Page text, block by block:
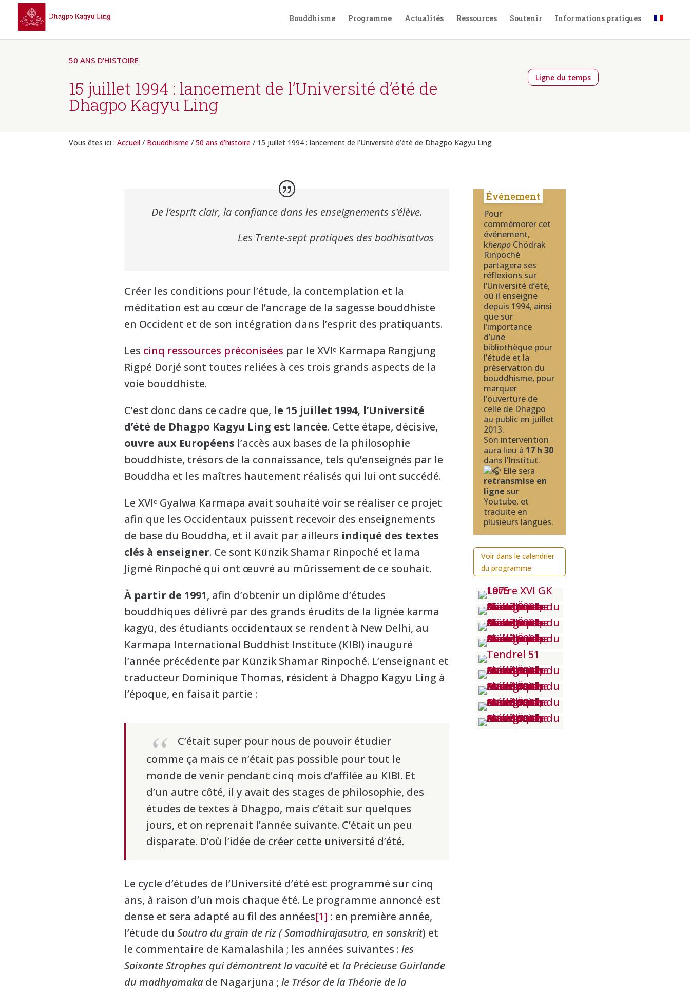
Bouddhisme Programme Actualités Ressources Soutenir Informations pratiques
50 ANS D'HISTOIRE
15 juillet 1994 : lancement de l’Université d’été de
Dhagpo Kagyu Ling
Ligne du temps
Vous êtes ici :Accueil / Bouddhisme /50 ans d’histoire / 15 juillet 1994 : lancement de l’Université d’été de Dhagpo Kagyu Ling
De l’esprit clair, la confiance dans les enseignements s’élève.
Les Trente-sept pratiques des bodhisattvas
Créer les conditions pour l’étude, la contemplation et la
méditation est au cœur de l’ancrage de la sagesse bouddhiste
en Occident et de son intégration dans l’esprit des pratiquants.
Les cinq ressources préconisées par le XVIᵉ Karmapa Rangjung
Rigpé Dorjé sont toutes reliées à ces trois grands aspects de la
voie bouddhiste.
C’est donc dans ce cadre que, le 15 juillet 1994, l’Université
d’été de Dhagpo Kagyu Ling est lancée. Cette étape, décisive,
ouvre aux Européens l’accès aux bases de la philosophie
bouddhiste, trésors de la connaissance, tels qu’enseignés par le
Bouddha et les maîtres hautement réalisés qui lui ont succédé.
Le XVIᵉ Gyalwa Karmapa avait souhaité voir se réaliser ce projet
afin que les Occidentaux puissent recevoir des enseignements
de base du Bouddha, et il avait par ailleurs indiqué des textes
clés à enseigner. Ce sont Künzik Shamar Rinpoché et lama
Jigmé Rinpoché qui ont œuvré au mûrissement de ce souhait.
À partir de 1991, afin d’obtenir un diplôme d’études
bouddhiques délivré par des grands érudits de la lignée karma
kagyü, des étudiants occidentaux se rendent à New Delhi, au
Karmapa International Buddhist Institute (KIBI) inauguré
l’année précédente par Künzik Shamar Rinpoché. L’enseignant et
traducteur Dominique Thomas, résident à Dhagpo Kagyu Ling à
l’époque, en faisait partie :
C’était super pour nous de pouvoir étudier
comme ça mais ce n’était pas possible pour tout le
monde de venir pendant cinq mois d’affilée au KIBI. Et
d’un autre côté, il y avait des stages de philosophie, des
études de textes à Dhagpo, mais c’était sur quelques
jours, et on reprenait l’année suivante. C’était un peu
disparate. D’où l’idée de créer cette université d’été.
Le cycle d’études de l’Université d’été est programmé sur cinq
ans, à raison d’un mois chaque été. Le programme annoncé est
dense et sera adapté au fil des années[1] : en première année,
l’étude du Soutra du grain de riz (Samadhirajasutra, en sanskrit) et
le commentaire de Kamalashila ; les années suivantes : les
Soixante Strophes qui démontrent la vacuité et la Précieuse Guirlande
du madhyamakade Nagarjuna ; le Trésor de la Théorie de la
Événement
Pour
commémorer cet
événement,
khenpo Chödrak
Rinpoché
partagera ses
réflexions sur
l’Université d’été,
où il enseigne
depuis 1994, ainsi
que sur
l’importance
d’une
bibliothèque pour
l’étude et la
préservation du
bouddhisme, pour
marquer
l’ouverture de
celle de Dhagpo
au public en juillet
2013.
Son intervention
aura lieu à 17 h 30
dans l’Institut.
Elle sera
retransmise en
ligne sur
Youtube, et
traduite en
plusieurs langues.
Voir dans le calendrier
du programme